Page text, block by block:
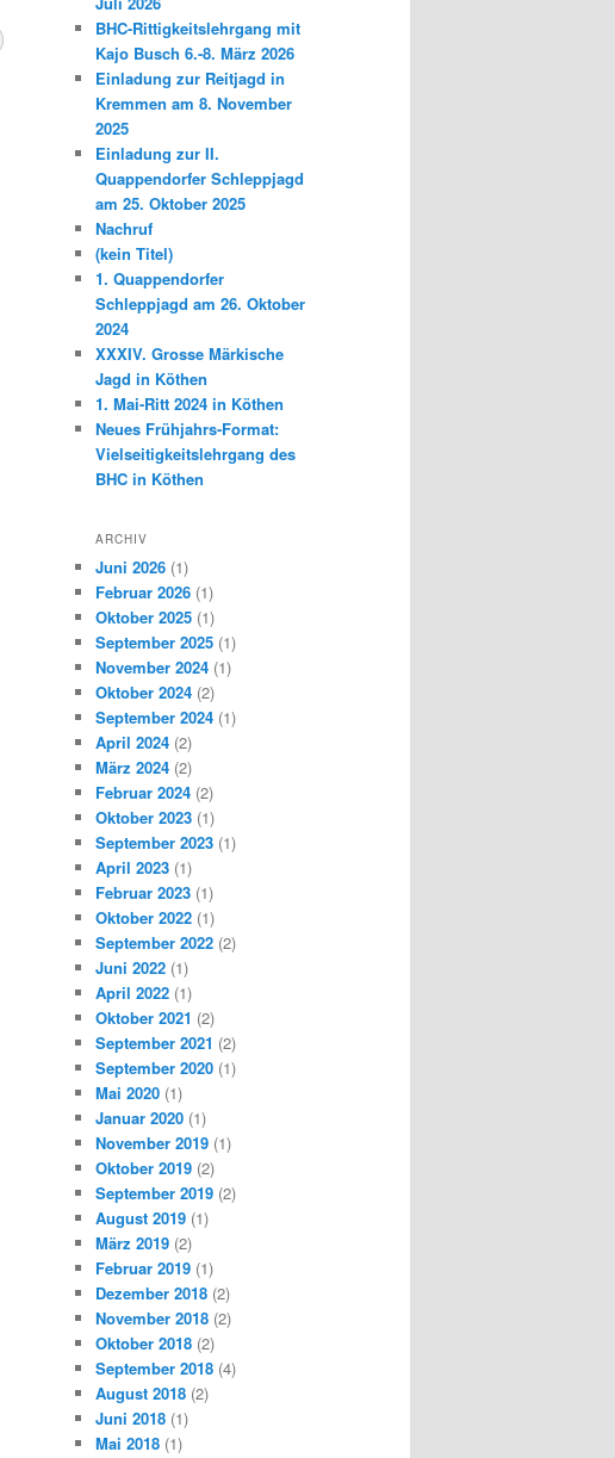
BHC-Rittigkeitslehrgang mit
Kajo Busch 6.-8. März 2026
Einladung zur Reitjagd in
Kremmen am 8. November
2025
Einladung zur II.
Quappendorfer Schleppjagd
am 25. Oktober 2025
Nachruf
(kein Titel)
1. Quappendorfer
Schleppjagd am 26. Oktober
2024
XXXIV. Grosse Märkische
Jagd in Köthen
1. Mai-Ritt 2024 in Köthen
Neues Frühjahrs-Format:
Vielseitigkeitslehrgang des
BHC in Köthen
ARCHIV
Juni 2026 (1)
Februar 2026 (1)
Oktober 2025 (1)
September 2025 (1)
November 2024 (1)
Oktober 2024 (2)
September 2024 (1)
April 2024 (2)
März 2024 (2)
Februar 2024 (2)
Oktober 2023 (1)
September 2023 (1)
April 2023 (1)
Februar 2023 (1)
Oktober 2022 (1)
September 2022 (2)
Juni 2022 (1)
April 2022 (1)
Oktober 2021 (2)
September 2021 (2)
September 2020 (1)
Mai 2020 (1)
Januar 2020 (1)
November 2019 (1)
Oktober 2019 (2)
September 2019 (2)
August 2019 (1)
März 2019 (2)
Februar 2019 (1)
Dezember 2018 (2)
November 2018 (2)
Oktober 2018 (2)
September 2018 (4)
August 2018 (2)
Juni 2018 (1)
Mai 2018 (1)